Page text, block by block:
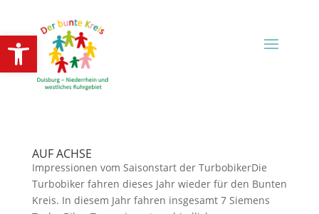
Open toolbar
AUF ACHSE
Impressionen vom Saisonstart der TurbobikerDie
Turbobiker fahren dieses Jahr wieder für den Bunten
Kreis. In diesem Jahr fahren insgesamt 7 Siemens